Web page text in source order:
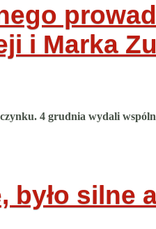
i Marka
4 grudnia wydali
silne